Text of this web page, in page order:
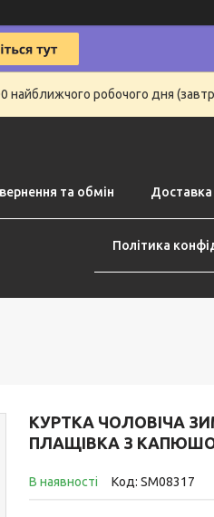
найближчого робочого дня
та обмін Доставка
Політика
КУРТКА ЧОЛОВІЧА
ПЛАЩІВКА З
В наявності Код: SM08317